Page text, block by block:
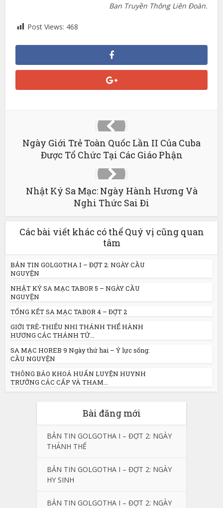
Ban Truyền Thông Liên Đoàn.
Post Views: 468
Ngày Giới Trẻ Toàn Quốc Lần II Của Cuba
Được Tổ Chức Tại Các Giáo Phận
Nhật Ký Sa Mạc: Ngày Hành Hương Và
Nghi Thức Sai Đi
Các bài viết khác có thể Quý vị cũng quan
tâm
BẢN TIN GOLGOTHA I – ĐỢT 2: NGÀY CẦU
NGUYỆN
NHẬT KÝ SA MẠC TABOR 5 – NGÀY CẦU
NGUYỆN
TỔNG KẾT SA MẠC TABOR 4 – ĐỢT 2
GIỚI TRẺ-THIẾU NHI THÁNH THỂ HÀNH
HƯƠNG CÁC THÁNH TỬ...
SA MẠC HOREB 9 Ngày thứ hai – Ý lực sống:
CẦU NGUYỆN
THÔNG BÁO KHOÁ HUẤN LUYỆN HUYNH
TRƯỞNG CÁC CẤP VÀ THAM...
Bài đăng mới
BẢN TIN GOLGOTHA I – ĐỢT 2: NGÀY
THÁNH THỂ
BẢN TIN GOLGOTHA I – ĐỢT 2: NGÀY
HY SINH
BẢN TIN GOLGOTHA I – ĐỢT 2: NGÀY